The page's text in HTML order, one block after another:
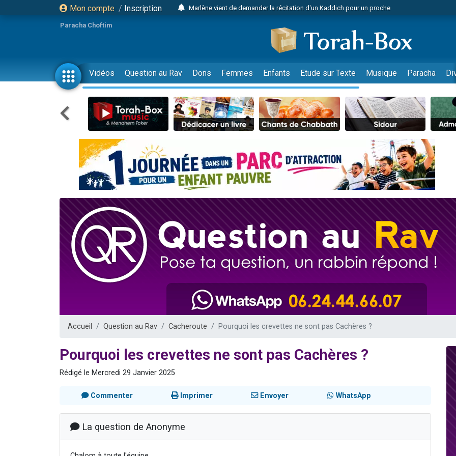
Mon compte / Inscription
Marlène vient de demander la récitation d'un Kaddich pour un proche
2 personnes viennent de nous rejoindre sur WhatsApp
Eli vient de donner son Maasser
3 personnes viennent de faire un don pour Événements Torah-Box
Lisbel Esther vient de donner son Maasser
2 personnes viennent de faire un don pour Tsédaka : pauvres d'Israel
3 personnes viennent de nous rejoindre sur WhatsApp
11 personnes viennent de demander une bénédiction
3 personnes viennent de faire un don pour Diane, 80 ans, dans un appartement
2 personnes viennent de nous rejoindre sur WhatsApp
29 personnes viennent de demander une bénédiction
Il reste 49 places pour étudier en groupe sur Zoom
2 personnes viennent de nous rejoindre sur WhatsApp
6 personnes viennent de nous rejoindre sur WhatsApp
2 personnes viennent de faire un don pour 1 Journée de Vacances Pour les Enfants
4 personnes viennent de nous rejoindre sur WhatsApp
3 nouvelles musiques dans Torah-Box Music
Paracha Choftim
Vidéos Question au Rav Dons Femmes Enfants Etude sur Texte Musique Paracha
Accueil Question au Rav Cacheroute Pourquoi les crevettes ne sont pas Cachères ?
Pourquoi les crevettes ne sont pas Cachères ?
Rédigé le Mercredi 29 Janvier 2025
Commenter Imprimer Envoyer WhatsApp
La question de Anonyme